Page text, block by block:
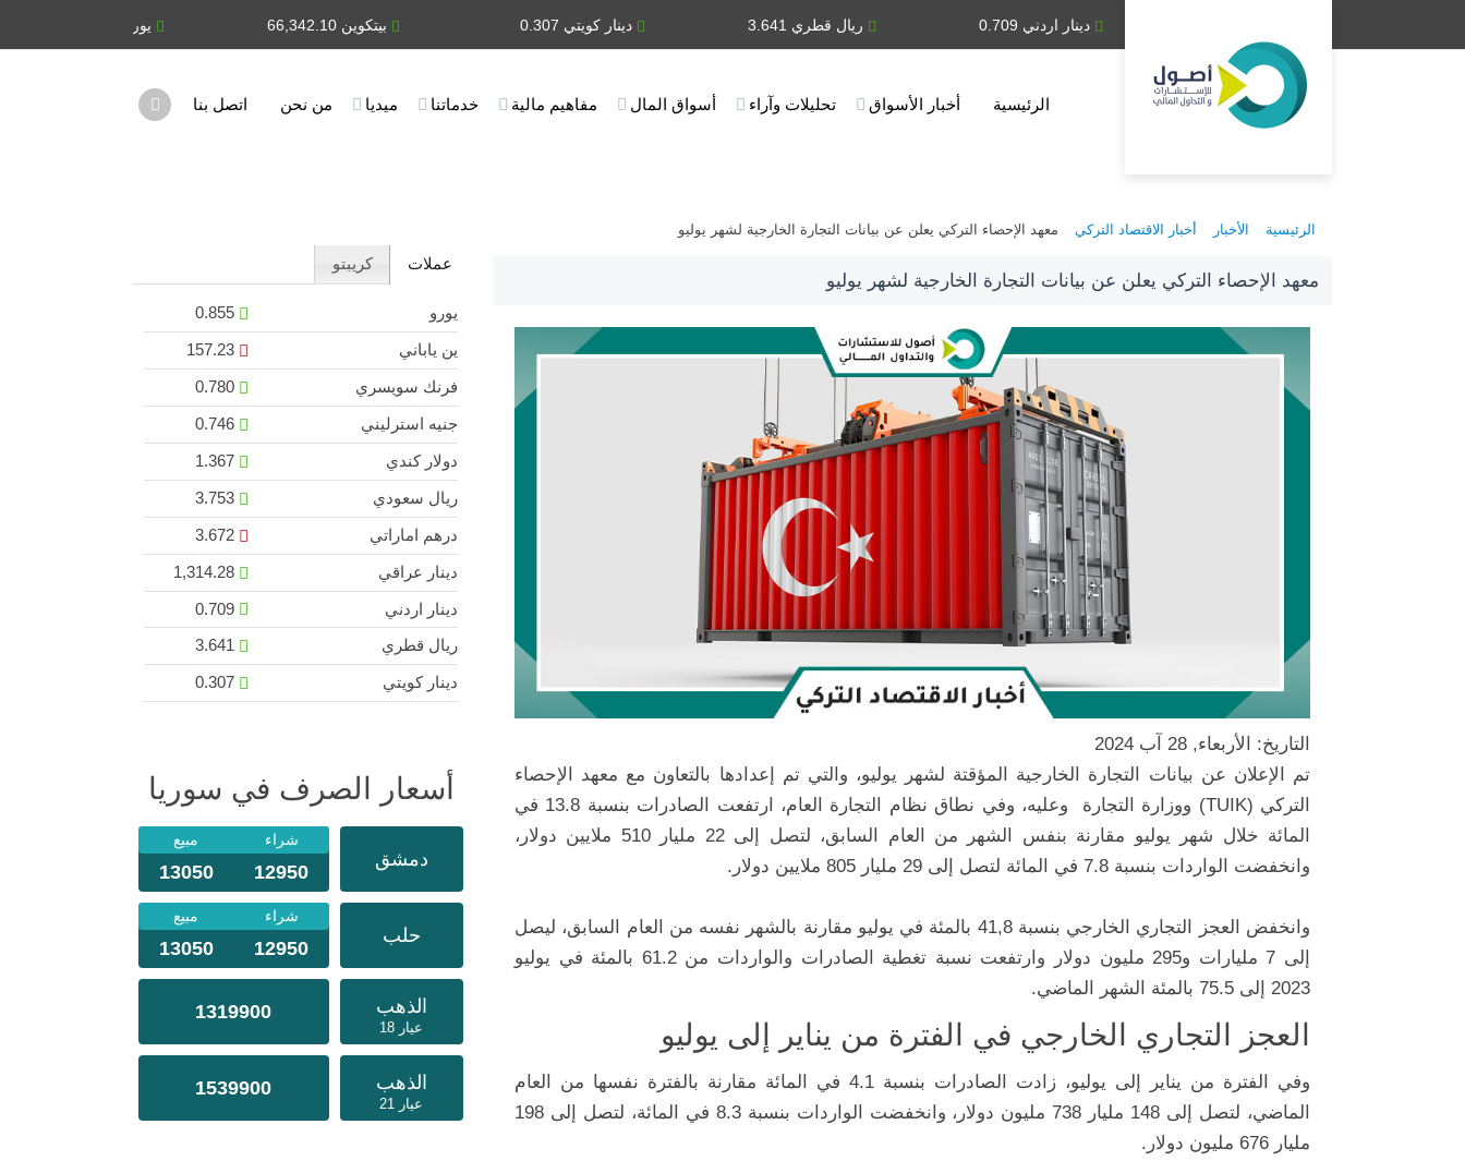
بيتكوين 66,342.10 دينار اردني 0.709 ريال قطري 3.641 دينار كويتي 0.307
الرئيسية أخبار الأسواق تحليلات وآراء أسواق المال مفاهيم مالية خدماتنا ميديا من نحن اتصل بنا
الرئيسية الأخبار أخبار الاقتصاد التركي معهد الإحصاء التركي يعلن عن بيانات التجارة الخارجية لشهر يوليو
معهد الإحصاء التركي يعلن عن بيانات التجارة الخارجية لشهر يوليو
التاريخ: الأربعاء, 28 آب 2024
تم الإعلان عن بيانات التجارة الخارجية المؤقتة لشهر يوليو، والتي تم إعدادها بالتعاون مع معهد الإحصاء
التركي (TUIK) ووزارة التجارة
وعليه، وفي نطاق نظام التجارة العام، ارتفعت الصادرات بنسبة 13.8 في
المائة خلال شهر يوليو مقارنة بنفس الشهر من العام السابق، لتصل إلى 22 مليار 510 ملايين دولار،
وانخفضت الواردات بنسبة 7.8 في المائة لتصل إلى 29 مليار 805 ملايين دولار.
وانخفض العجز التجاري الخارجي بنسبة 41,8 بالمئة في يوليو مقارنة بالشهر نفسه من العام السابق، ليصل
إلى 7 مليارات و295 مليون دولار
وارتفعت نسبة تغطية الصادرات والواردات من 61.2 بالمئة في يوليو
2023 إلى 75.5 بالمئة الشهر الماضي.
العجز التجاري الخارجي في الفترة من يناير إلى يوليو
وفي الفترة من يناير إلى يوليو، زادت الصادرات بنسبة 4.1 في المائة مقارنة بالفترة نفسها من العام
الماضي، لتصل إلى 148 مليار 738 مليون دولار، وانخفضت الواردات بنسبة 8.3 في المائة، لتصل إلى 198
مليار 676 مليون دولار.
عملات كريبتو
يورو
ين ياباني
فرنك سويسري
جنيه استرليني
دولار كندي
ريال سعودي
درهم اماراتي
دينار عراقي
دينار اردني
ريال قطري
دينار كويتي
أسعار الصرف في سوريا
دمشق
شراء مبيع
12950
13050
حلب
شراء مبيع
12950
13050
الذهب
عيار 18
1319900
الذهب
عيار 21
1539900